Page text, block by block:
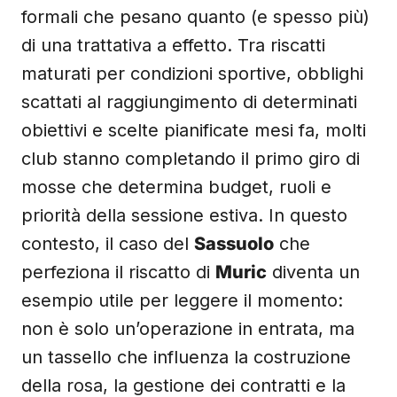
formali che pesano quanto (e spesso più)
di una trattativa a effetto. Tra riscatti
maturati per condizioni sportive, obblighi
scattati al raggiungimento di determinati
obiettivi e scelte pianificate mesi fa, molti
club stanno completando il primo giro di
mosse che determina budget, ruoli e
priorità della sessione estiva. In questo
contesto, il caso del Sassuolo che
perfeziona il riscatto di Muric diventa un
esempio utile per leggere il momento:
non è solo un’operazione in entrata, ma
un tassello che influenza la costruzione
della rosa, la gestione dei contratti e la